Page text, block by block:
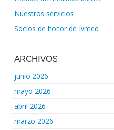
Nuestros servicios
Socios de honor de Ivmed
ARCHIVOS
junio 2026
mayo 2026
abril 2026
marzo 2026